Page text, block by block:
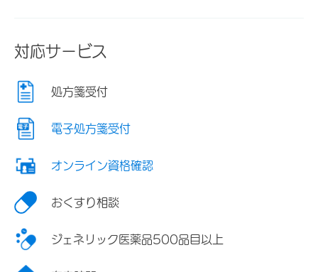
対応サービス
処方箋受付
電子処方箋受付
オンライン資格確認
おくすり相談
ジェネリック医薬品500品目以上